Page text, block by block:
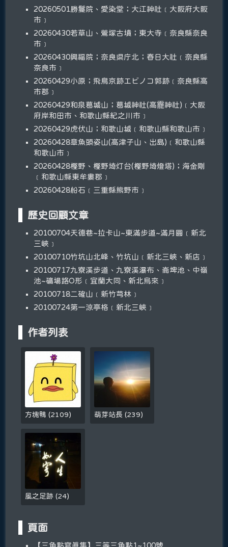
20260501勝鬘院、愛染堂；大江神社﹝大阪府大阪
市﹞
20260430若草山、鶯塚古墳；東大寺﹝奈良縣奈良
市﹞
20260430興福院；奈良県庁北；春日大社﹝奈良縣
奈良市﹞
20260429小原；飛鳥京跡エビノコ郭跡﹝奈良縣高
市郡﹞
20260429和泉葛城山；葛城神社(高龗神社)﹝大阪
府岸和田市、和歌山縣紀之川市﹞
20260429虎伏山；和歌山城﹝和歌山縣和歌山市﹞
20260428章魚頭姿山(高津子山、出島)﹝和歌山縣
和歌山市﹞
20260428樫野、樫野埼灯台(樫野埼燈塔)；海金剛
﹝和歌山縣東牟婁郡﹞
20260428船石﹝三重縣熊野市﹞
歷史回顧文章
20100704天德巷~拉卡山~東滿步道~滿月圓﹝新北
三峽﹞
20100710竹坑山北峰、竹坑山﹝新北三峽、新店﹞
20100717九寮溪步道、九寮溪瀑布、崙埤池、中嶺
池~礦場路O形﹝宜蘭大同、新北烏來﹞
20100718二確山﹝新竹芎林﹞
20100724第一涼亭格﹝新北三峽﹞
作者列表
方塊鴨(2109) 萌芽站長(239)
風之足跡(24)
頁面
【三角點寫真集】三等三角點1~100號